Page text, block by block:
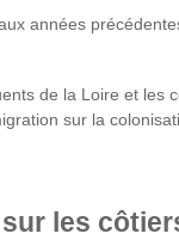
années
de la Loire et les
sur la
les